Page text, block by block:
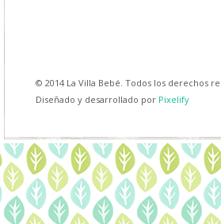
© 2014 La Villa Bebé. Todos los derechos
Diseñado y desarrollado por Pixelify